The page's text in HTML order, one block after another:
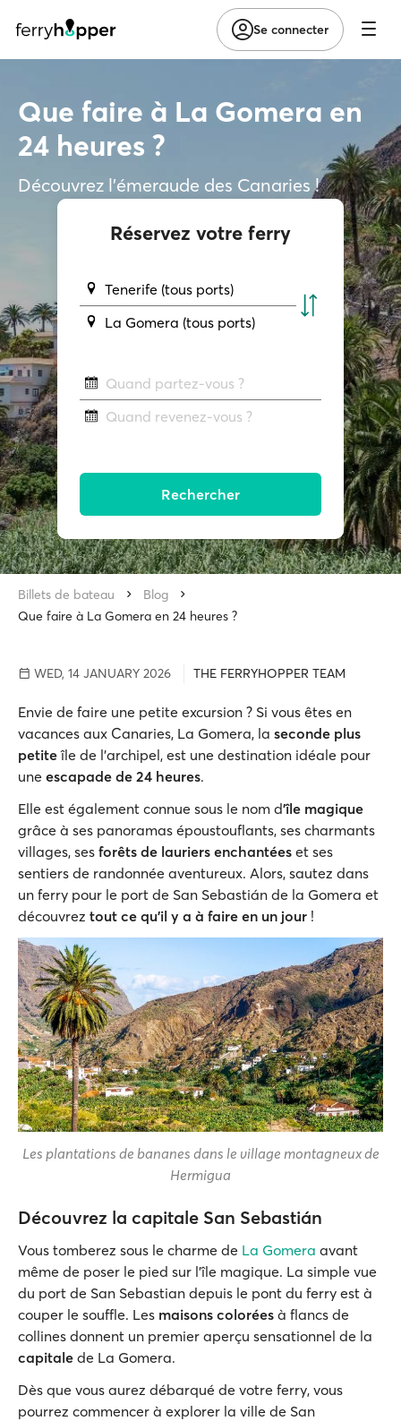
Se connecter
Que faire à La Gomera en
24 heures ?
Découvrez l’émeraude des Canaries !
Réservez votre ferry
Tenerife (tous ports)
La Gomera (tous ports)
Quand partez-vous ?
Quand revenez-vous ?
Rechercher
Billets de bateau
Blog
Que faire à La Gomera en 24 heures ?
WED, 14 JANUARY 2026 THE FERRYHOPPER TEAM
Envie de faire une petite excursion ? Si vous êtes en
vacances aux Canaries, La Gomera, la seconde plus
petiteîle de l’archipel, est une destination idéale pour
une escapade de 24 heures.
Elle est également connue sous le nom d'île magique
grâce à ses panoramas époustouflants, ses charmants
villages, ses forêts de lauriers enchantées et ses
sentiers de randonnée aventureux. Alors, sautez dans
un ferry pour le port de San Sebastián de la Gomera et
découvrez tout ce qu’il y a à faire en un jour !
Les plantations de bananes dans le village montagneux de
Hermigua
Découvrez la capitale San Sebastián
Vous tomberez sous le charme de La Gomera avant
même de poser le pied sur l'île magique. La simple vue
du port de San Sebastian depuis le pont du ferry est à
couper le souffle. Les maisons colorées à flancs de
collines donnent un premier aperçu sensationnel de la
capitale de La Gomera.
Dès que vous aurez débarqué de votre ferry, vous
pourrez commencer à explorer la ville de San